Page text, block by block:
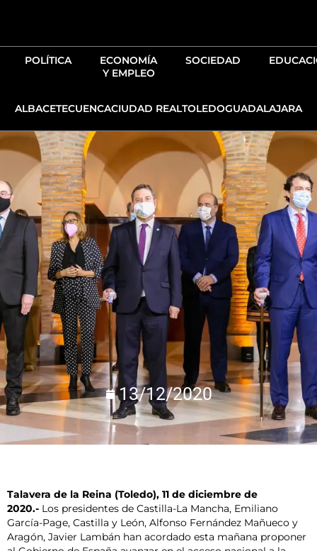
POLÍTICA
ECONOMÍA
Y EMPLEO
SOCIEDAD
ALBACETECUENCACIUDAD REALTOLEDOGUADALAJARA
13/12/2020
Talavera de la Reina (Toledo), 11 de diciembre de
2020.- Los presidentes de Castilla-La Mancha, Emiliano
García-Page, Castilla y León, Alfonso Fernández Mañueco y
Aragón, Javier Lambán han acordado esta mañana proponer